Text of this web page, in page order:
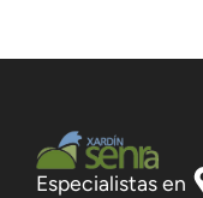
Especialistas en